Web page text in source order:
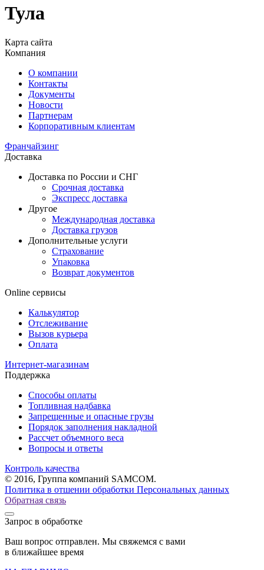
Тула
Карта сайта
Компания
О компании
Контакты
Документы
Новости
Партнерам
Корпоративным клиентам
Франчайзинг
Доставка
Доставка по России и СНГ
Срочная доставка
Экспресс доставка
Другое
Международная доставка
Доставка грузов
Дополнительные услуги
Страхование
Упаковка
Возврат документов
Online сервисы
Калькулятор
Отслеживание
Вызов курьера
Оплата
Интернет-магазинам
Поддержка
Способы оплаты
Топливная надбавка
Запрещенные и опасные грузы
Порядок заполнения накладной
Рассчет объемного веса
Вопросы и ответы
Контроль качества
© 2016, Группа компаний SAMCOM.
Политика в отшении обработки Персональных данных
Обратная связь
Запрос в обработке
Ваш вопрос отправлен. Мы свяжемся с вами
в ближайшее время